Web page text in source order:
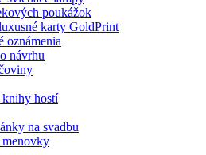
poukážok
karty GoldPrint
oznámenia
návrhu
knihy hostí
na svadbu
menovky